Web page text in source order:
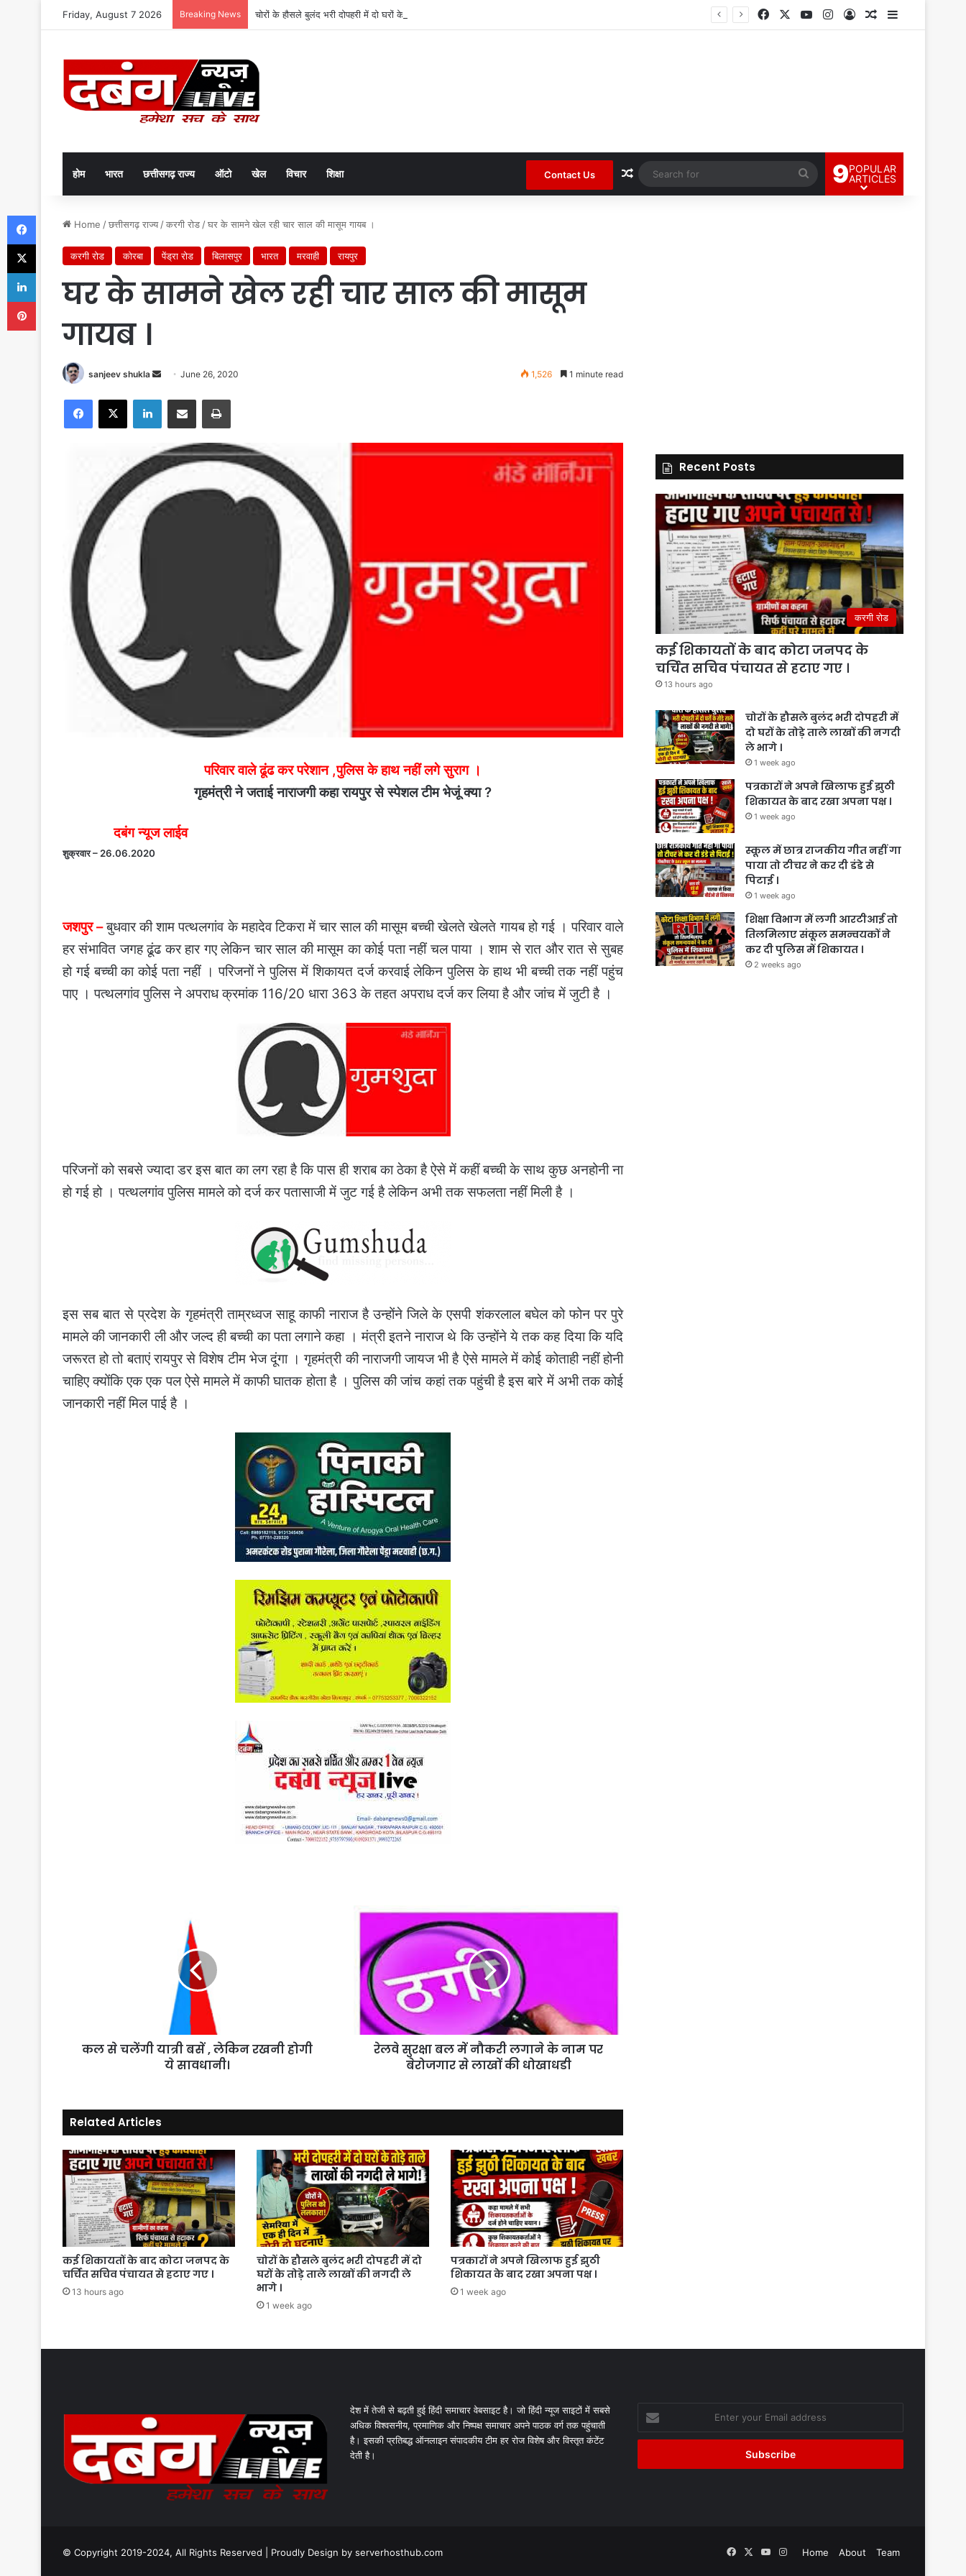
Friday, August 7 2026 Breaking News चोरों के हौसले बुलंद भरी दोपहरी में दो घरों के तोड़े ताले लाखों की नगदी ले भागे । FacebookYouTubeInstagram
Log InRandom Article
Sidebar
होम भारत छत्तीसगढ़ राज्य ऑटो खेल विचार शिक्षा Contact Us Random Article
Search
for
9POPULAR
ARTICLES
Home /छत्तीसगढ़ राज्य /करगी रोड /घर के सामने खेल रही चार साल की मासूम गायब ।
करगी रोड कोरबा पेंड्रा रोड बिलासपुर भारत मरवाही रायपुर
घर के सामने खेल रही चार साल की मासूम
गायब ।
sanjeev shukla
Send
email
June 26, 2020 1,526 1 minute read
Facebook
X LinkedInShare via Email Print
परिवार वाले ढूंढ कर परेशान ,पुलिस के हाथ नहीं लगे सुराग ।
गृहमंत्री ने जताई नाराजगी कहा रायपुर से स्पेशल टीम भेजूं क्या ?
दबंग न्यूज लाईव
शुक्रवार – 26.06.2020
जशपुर –बुधवार की शाम पत्थलगांव के महादेव टिकरा में चार साल की मासूम बच्ची खेलते खेलते गायब हो गई । परिवार वाले
हर संभावित जगह ढूंढ कर हार गए लेकिन चार साल की मासूम का कोई पता नहीं चल पाया । शाम से रात और रात से सुबह
हो गई बच्ची का कोई पता नहीं । परिजनों ने पुलिस में शिकायत दर्ज करवाई लेकिन पुलिस के हाथ भी बच्ची तक नहीं पहुंच
पाए । पत्थलगांव पुलिस ने अपराध क्रमांक 116/20 धारा 363 के तहत अपराध दर्ज कर लिया हैऔर जांच में जुटी है ।
परिजनों को सबसे ज्यादा डर इस बात का लग रहा है कि पास ही शराब का ठेका है ऐसे में कहीं बच्ची के साथ कुछ अनहोनी ना
हो गई हो । पत्थलगांव पुलिस मामले को दर्ज कर पतासाजी में जुट गई है लेकिन अभी तक सफलता नहीं मिली है ।
इस सब बात से प्रदेश के गृहमंत्री ताम्रध्वज साहू काफी नाराज है उन्होंने जिले के एसपी शंकरलाल बघेल को फोन पर पुरे
मामले की जानकारी ली और जल्द ही बच्ची का पता लगाने कहा । मंत्री इतने नाराज थे कि उन्होंने ये तक कह दिया कि यदि
जरूरत हो तो बताएं रायपुर से विशेष टीम भेज दूंगा । गृहमंत्री की नाराजगी जायज भी है ऐसे मामले में कोई कोताही नहीं होनी
चाहिए क्योंकि एक एक पल ऐसे मामले में काफी घातक होता है ।पुलिस की जांच कहां तक पहुंची है इस बारे में अभी तक कोई
जानकारी नहीं मिल पाई है ।
कल से चलेंगी यात्री बसें , लेकिन रखनी होगी
ये सावधानी।
रेलवे
नौकरी
लगाने
नाम
पर
बेरोजगार
धोखाधडी
रेलवे सुरक्षा बल में नौकरी लगाने के नाम पर
बेरोजगार से लाखों की धोखाधडी
Related Articles
कई शिकायतों के बाद कोटा जनपद के
चर्चित सचिव पंचायत से हटाए गए ।
13 hours ago
चोरों के हौसले बुलंद भरी दोपहरी में दो
घरों के तोड़े ताले लाखों की नगदी ले
भागे ।
1 week ago
पत्रकारों ने अपने खिलाफ हुई झुठी
शिकायत के बाद रखा अपना पक्ष ।
1 week ago
Recent Posts
करगी रोड
कई शिकायतों के बाद कोटा जनपद के
चर्चित सचिव पंचायत से हटाए गए ।
13 hours ago
चोरों के हौसले बुलंद भरी दोपहरी में
दो घरों के तोड़े ताले लाखों की नगदी
ले भागे ।
1 week ago
पत्रकारों ने अपने खिलाफ हुई झुठी
शिकायत के बाद रखा अपना पक्ष ।
1 week ago
स्कूल में छात्र राजकीय गीत नहीं गा
पाया तो टीचर ने कर दी डंडे से
पिटाई ।
1 week ago
शिक्षा विभाग में लगी आरटीआई तो
तिलमिलाए संकूल समन्वयकों ने
कर दी पुलिस में शिकायत ।
2 weeks ago
देश में तेजी से बढ़ती हुई हिंदी समाचार वेबसाइट है। जो हिंदी न्यूज साइटों में सबसे
अधिक विश्वसनीय, प्रमाणिक और निष्पक्ष समाचार अपने पाठक वर्ग तक पहुंचाती
है। इसकी प्रतिबद्ध ऑनलाइन संपादकीय टीम हर रोज विशेष और विस्तृत कंटेंट
देती है।
your
Email
© Copyright 2019-2024, All Rights Reserved | Proudly Design by serverhosthub.com Home About Team
Facebook
X YouTube
Instagram
Facebook
X
LinkedIn
Pinterest